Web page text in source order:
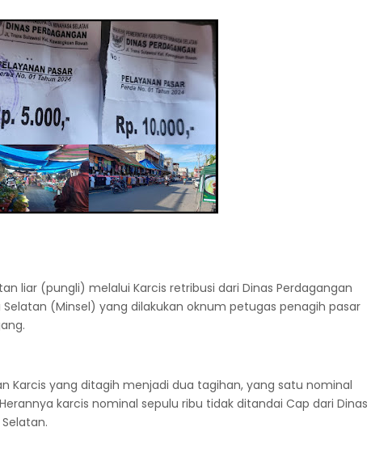
liar (pungli) melalui Karcis retribusi dari Dinas Perdagangan
(Minsel) yang dilakukan oknum petugas penagih pasar
Karcis yang ditagih menjadi dua tagihan, yang satu nominal
karcis nominal sepulu ribu tidak ditandai Cap dari Dinas